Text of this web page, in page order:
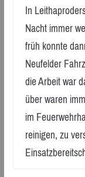
In
Nacht immer
früh konnte
Neufelder
die Arbeit war
über waren
im
reinigen, zu